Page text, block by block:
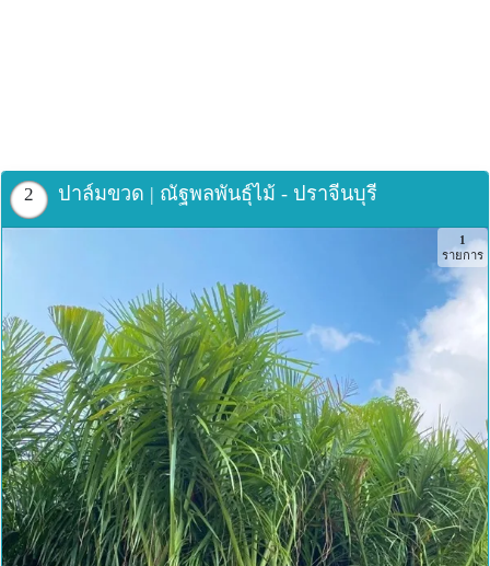
2 ปาล์มขวด | ณัฐพลพันธุ์ไม้ - ปราจีนบุรี
1
รายการ